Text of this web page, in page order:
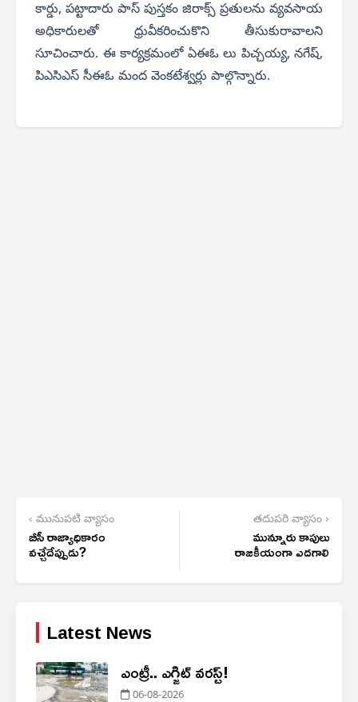
కార్డు, పట్టాదారు పాస్ పుస్తకం జిరాక్స్ ప్రతులను వ్యవసాయ
అధికారులతో ధ్రువీకరించుకొని తీసుకురావాలని
సూచించారు. ఈ కార్యక్రమంలో ఏఈఓ లు పిచ్చయ్య, నగేష్,
పిఎసిఎస్ సీఈఓ మంద వెంకటేశ్వర్లు పాల్గొన్నారు.
‹ మునుపటి వ్యాసం
బీసీ రాజ్యాధికారం
వచ్చేదేప్పుడు?
తదుపరి వ్యాసం ›
మున్నూరు కాపులు
రాజకీయంగా ఎదగాలి
Latest News
ఎంట్రీ.. ఎగ్జిట్ వరస్ట్!
06-08-2026